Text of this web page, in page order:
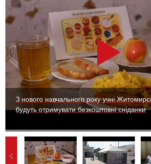
З нового навчального року учні
будуть отримувати безкоштовні сніданки